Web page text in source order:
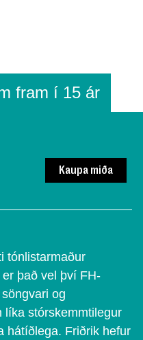
fram í 15 ár
Kaupa miða
tónlistarmaður
það vel því FH-
og
líka stórskemmtilegur
hátíðlega. Friðrik hefur